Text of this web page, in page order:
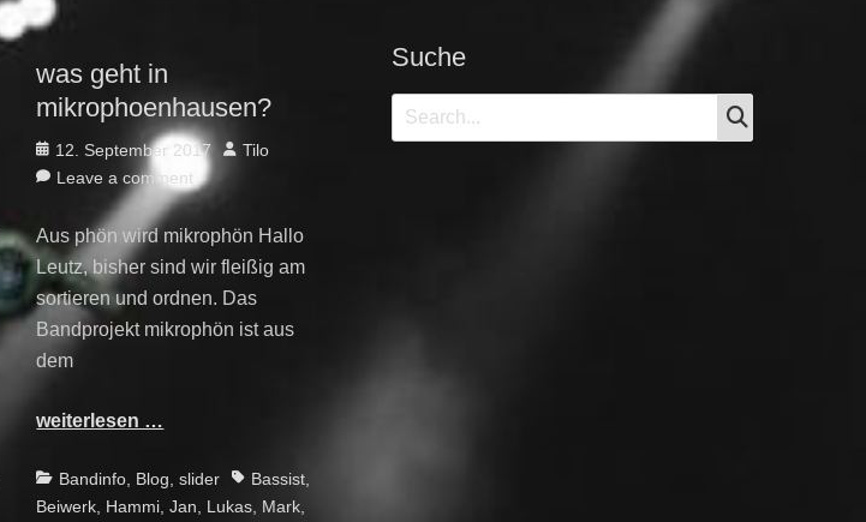
was geht in
mikrophoenhausen?
Posted
on
12. September 2017 Author
Tilo
Leave a comment
Aus phön wird mikrophön Hallo
Leutz, bisher sind wir fleißig am
sortieren und ordnen. Das
Bandprojekt mikrophön ist aus
dem
weiterlesen …
Categories
Bandinfo, Blog,slider TagsBassist,
Beiwerk, Hammi,Jan, Lukas, Mark,
Suche
Search
for: